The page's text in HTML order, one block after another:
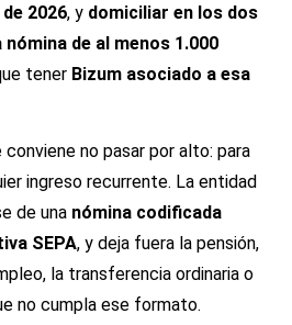
2026, y domiciliar en los dos
de al menos 1.000
tener Bizum asociado a esa
no pasar por alto: para
ingreso recurrente. La entidad
de una nómina codificada
SEPA, y deja fuera la pensión,
la transferencia ordinaria o
no cumpla ese formato.